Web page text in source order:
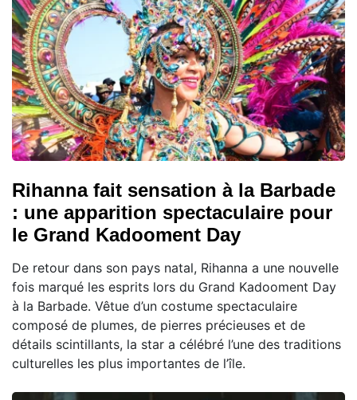
Rihanna fait sensation à la Barbade
: une apparition spectaculaire pour
le Grand Kadooment Day
De retour dans son pays natal, Rihanna a une nouvelle
fois marqué les esprits lors du Grand Kadooment Day
à la Barbade. Vêtue d’un costume spectaculaire
composé de plumes, de pierres précieuses et de
détails scintillants, la star a célébré l’une des traditions
culturelles les plus importantes de l’île.